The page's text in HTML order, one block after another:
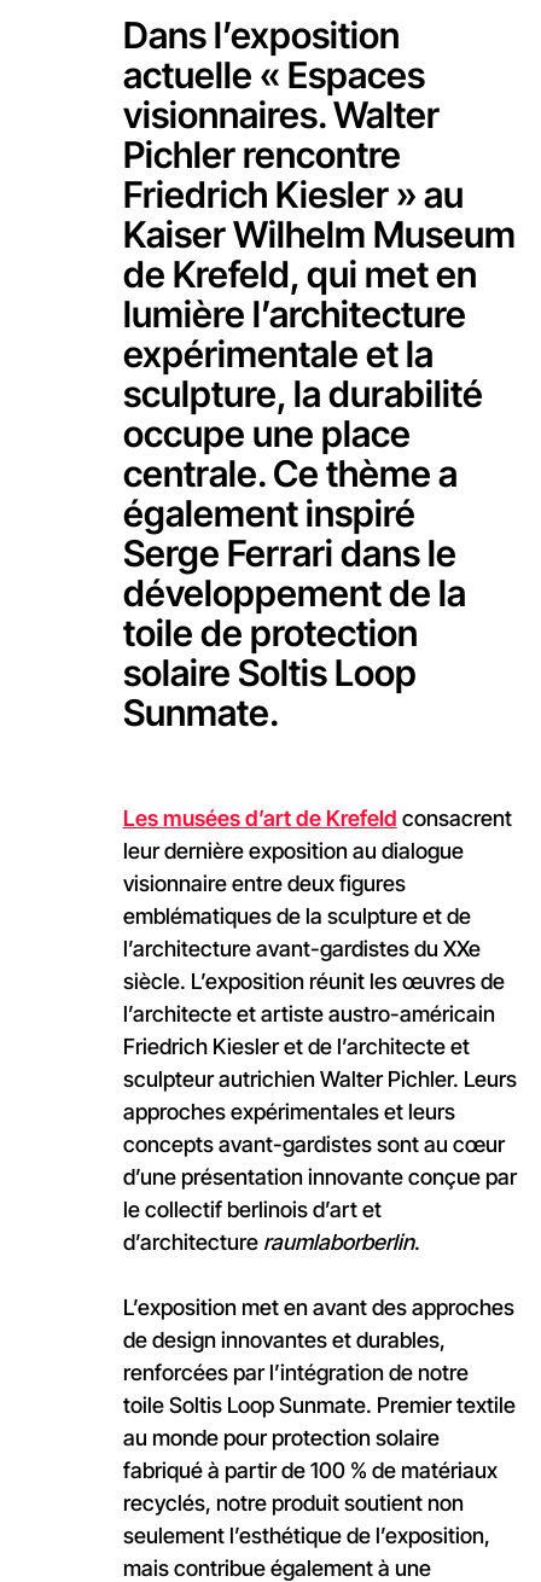
Dans l’exposition
actuelle « Espaces
visionnaires. Walter
Pichler rencontre
Friedrich Kiesler » au
Kaiser Wilhelm Museum
de Krefeld, qui met en
lumière l’architecture
expérimentale et la
sculpture, la durabilité
occupe une place
centrale. Ce thème a
également inspiré
Serge Ferrari dans le
développement de la
toile de protection
solaire Soltis Loop
Sunmate.
Les musées d’art de Krefeld consacrent
leur dernière exposition au dialogue
visionnaire entre deux figures
emblématiques de la sculpture et de
l’architecture avant-gardistes du XXe
siècle. L’exposition réunit les œuvres de
l’architecte et artiste austro-américain
Friedrich Kiesler et de l’architecte et
sculpteur autrichien Walter Pichler. Leurs
approches expérimentales et leurs
concepts avant-gardistes sont au cœur
d’une présentation innovante conçue par
le collectif berlinois d’art et
d’architecture raumlaborberlin.
L’exposition met en avant des approches
de design innovantes et durables,
renforcées par l’intégration de notre
toile Soltis Loop Sunmate. Premier textile
au monde pour protection solaire
fabriqué à partir de 100 % de matériaux
recyclés, notre produit soutient non
seulement l’esthétique de l’exposition,
mais contribue également à une